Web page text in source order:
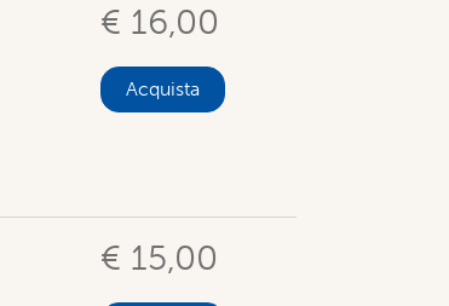
€ 16,00
Acquista
€ 15,00